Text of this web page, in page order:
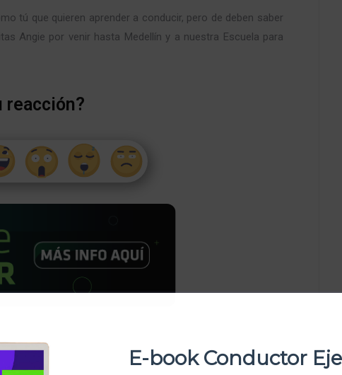
tú que quieren aprender a conducir, pero de deben saber
Angie por venir hasta Medellín y a nuestra Escuela para
reacción?
Deja un comentario
E-book Conductor